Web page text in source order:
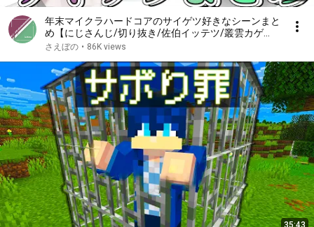
年末マイクラハードコアのサイゲツ好きなシーンまと
め【にじさんじ/切り抜き/佐伯イッテツ/叢雲カゲ
ツ】
さえぼの • 86K views
35:43